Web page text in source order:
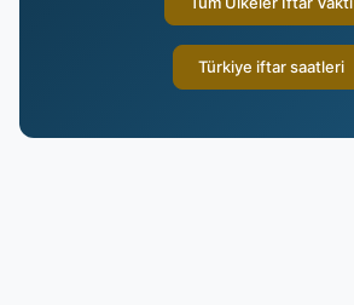
Türkiye iftar saatleri